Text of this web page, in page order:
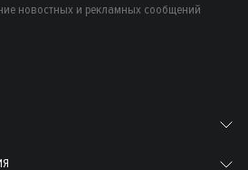
новостных и рекламных сообщений